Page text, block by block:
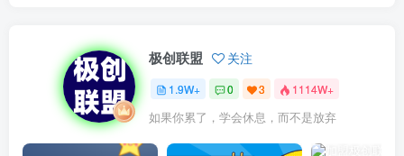
极创联盟 关注
1.9W+ 0 3 1114W+
如果你累了，学会休息，而不是放弃